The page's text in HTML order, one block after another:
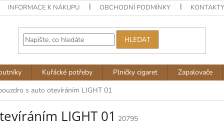
INFORMACE K NÁKUPU OBCHODNÍ PODMÍNKY KONTAKTY
HLEDAT
Kuřácké potřeby Plničky cigaret Zapalovače
s auto otevíráním LIGHT 01
LIGHT 01 20795